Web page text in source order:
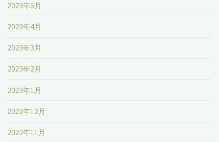
2023年5月
2023年4月
2023年3月
2023年2月
2023年1月
2022年12月
2022年11月